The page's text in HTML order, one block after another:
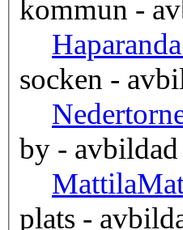
kommun -
socken -
by - avbildad
Mattila
plats -